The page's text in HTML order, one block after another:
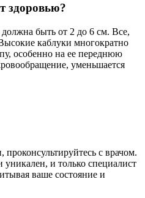
здоровью?
быть от 2 до 6 см. Все,
каблуки многократно
особенно на ее переднюю
уменьшается
проконсультируйтесь с врачом.
и только специалист
ваше состояние и